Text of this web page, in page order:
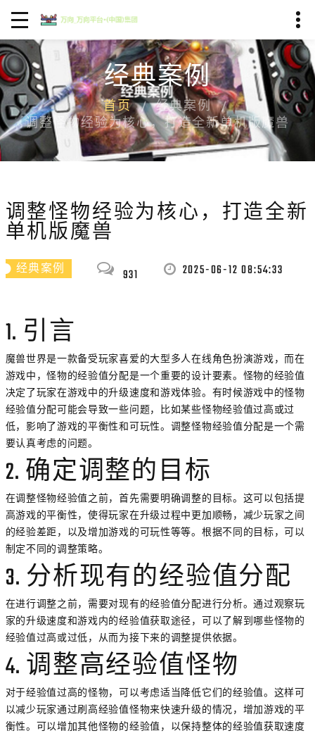
经典案例
首页
经典案例
调整怪物经验为核心，打造全新单机版魔兽
调整怪物经验为核心，打造全新
单机版魔兽
经典案例 931 2025-06-12 08:54:33
1. 引言
魔兽世界是一款备受玩家喜爱的大型多人在线角色扮演游戏，而在
游戏中，怪物的经验值分配是一个重要的设计要素。怪物的经验值
决定了玩家在游戏中的升级速度和游戏体验。有时候游戏中的怪物
经验值分配可能会导致一些问题，比如某些怪物经验值过高或过
低，影响了游戏的平衡性和可玩性。调整怪物经验值分配是一个需
要认真考虑的问题。
2. 确定调整的目标
在调整怪物经验值之前，首先需要明确调整的目标。这可以包括提
高游戏的平衡性，使得玩家在升级过程中更加顺畅，减少玩家之间
的经验差距，以及增加游戏的可玩性等等。根据不同的目标，可以
制定不同的调整策略。
3. 分析现有的经验值分配
在进行调整之前，需要对现有的经验值分配进行分析。通过观察玩
家的升级速度和游戏内的经验值获取途径，可以了解到哪些怪物的
经验值过高或过低，从而为接下来的调整提供依据。
4. 调整高经验值怪物
对于经验值过高的怪物，可以考虑适当降低它们的经验值。这样可
以减少玩家通过刷高经验值怪物来快速升级的情况，增加游戏的平
衡性。可以增加其他怪物的经验值，以保持整体的经验值获取速度